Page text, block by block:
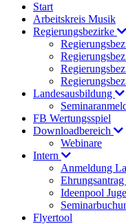
Start
Arbeitskreis Musik
Regierungsbezirke
Landesausbildung
FB Wertungsspiel
Downloadbereich
Webinare
Intern
Anmeldung
Ideenpool
Flyertool